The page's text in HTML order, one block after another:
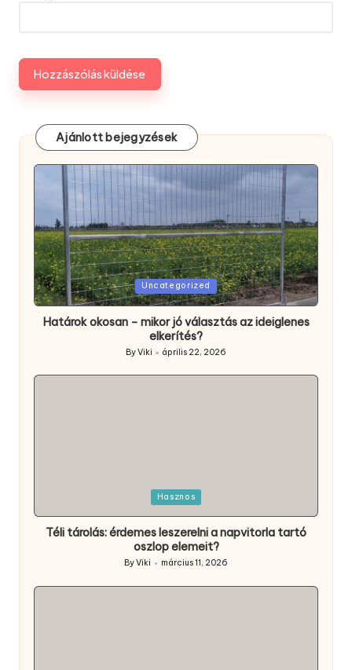
Ajánlott bejegyzések
Posted
in
Uncategorized
Határok okosan – mikor jó választás az ideiglenes
elkerítés?
Posted
by
ByViki április 22, 2026
Hasznos
Téli tárolás: érdemes leszerelni a napvitorla tartó
oszlop elemeit?
Posted
ByViki március 11, 2026